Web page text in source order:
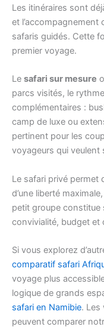
Les itinéraires sont
et
safaris guidés. Cette
premier voyage.
Le safari sur mesure
parcs visités, le
complémentaires :
camp de luxe ou
pertinent pour les
voyageurs qui
Le safari privé permet
d’une liberté
petit groupe constitue
convivialité, budget et
Si vous explorez
comparatif safari
voyage plus
logique de grands
safari en Namibie. Les
peuvent comparer